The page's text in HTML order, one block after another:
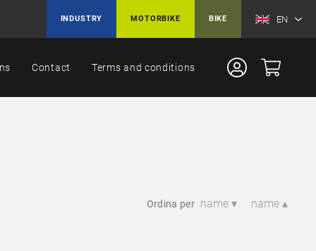
INDUSTRY MOTORBIKE BIKE EN
Contact Terms and conditions
Ordina per name ▾ name ▴